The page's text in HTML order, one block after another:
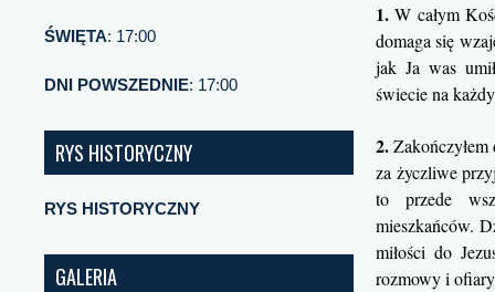
ŚWIĘTA: 17:00
DNI POWSZEDNIE: 17:00
RYS HISTORYCZNY
RYS HISTORYCZNY
GALERIA
1. W całym
domaga się
jak Ja was
świecie na
2.
za życzliwe
to przede
mieszkańców.
miłości do
rozmowy i